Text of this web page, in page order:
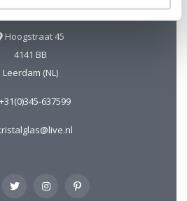
Uhr.
Hoogstraat 45
4141 BB
Leerdam (NL)
637599